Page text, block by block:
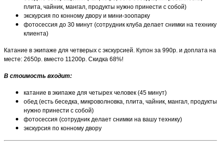
плита, чайник, мангал, продукты нужно принести с собой)
экскурсия по конному двору и мини-зоопарку
фотосессия до 30 минут (сотрудник клуба делает снимки на технику
клиента)
Катание в экипаже для четверых с экскурсией. Купон за 990р. и доплата на
месте: 2650р. вместо 11200р. Скидка 68%!
В стоимость входит:
катание в экипаже для четырех человек (45 минут)
обед (есть беседка, микроволновка, плита, чайник, мангал, продукты
нужно принести с собой)
фотосессия (сотрудник делает снимки на вашу технику)
экскурсия по конному двору